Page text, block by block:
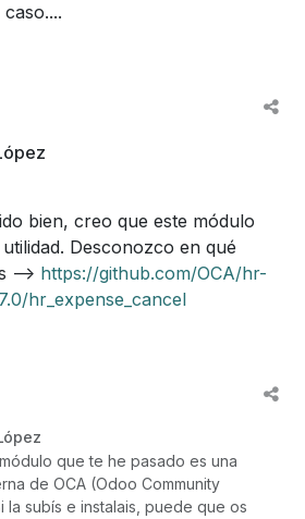
bien, creo que este módulo
Desconozco en qué
--> https://github.com/OCA/hr-
hr_expense_cancel
que te he pasado es una
de OCA (Odoo Community
la subís e instalais, puede que os